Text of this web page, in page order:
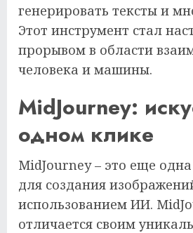
генерировать тексты и
Этот инструмент стал
прорывом в области
человека и машины.
MidJourney:
одном клике
MidJourney – это еще
для создания
использованием ИИ.
отличается своим